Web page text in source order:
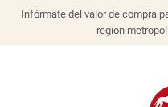
Infórmate del valor de compra
region